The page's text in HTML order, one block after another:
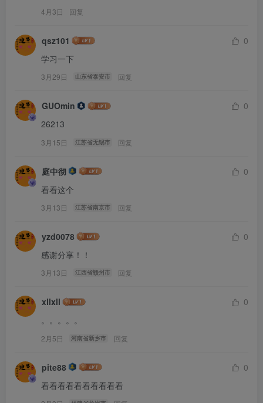
4月3日 回复
qsz101
0
学习一下
3月29日 山东省泰安市 回复
GUOmin
0
26213
3月15日 江苏省无锡市 回复
庭中彻
0
看看这个
3月13日 江苏省南京市 回复
yzd0078
0
感谢分享！！
3月13日 江西省赣州市 回复
xllxll
0
。。。。。
2月5日 河南省新乡市 回复
pite88
0
看看看看看看看看看看